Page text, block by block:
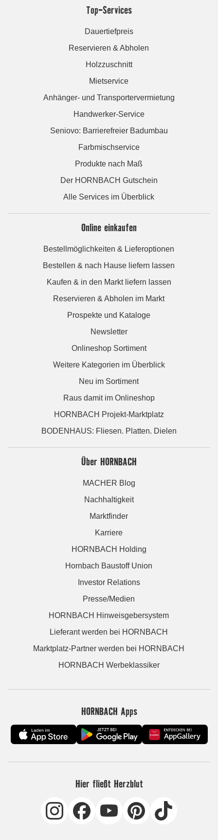
Top-Services
Dauertiefpreis
Reservieren & Abholen
Holzzuschnitt
Mietservice
Anhänger- und Transportervermietung
Handwerker-Service
Seniovo: Barrierefreier Badumbau
Farbmischservice
Produkte nach Maß
Der HORNBACH Gutschein
Alle Services im Überblick
Online einkaufen
Bestellmöglichkeiten & Lieferoptionen
Bestellen & nach Hause liefern lassen
Kaufen & in den Markt liefern lassen
Reservieren & Abholen im Markt
Prospekte und Kataloge
Newsletter
Onlineshop Sortiment
Weitere Kategorien im Überblick
Neu im Sortiment
Raus damit im Onlineshop
HORNBACH Projekt-Marktplatz
BODENHAUS: Fliesen. Platten. Dielen
Über HORNBACH
MACHER Blog
Nachhaltigkeit
Marktfinder
Karriere
HORNBACH Holding
Hornbach Baustoff Union
Investor Relations
Presse/Medien
HORNBACH Hinweisgebersystem
Lieferant werden bei HORNBACH
Marktplatz-Partner werden bei HORNBACH
HORNBACH Werbeklassiker
HORNBACH Apps
Hier fließt Herzblut